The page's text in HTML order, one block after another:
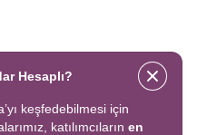
Hesaplı?
keşfedebilmesi için
katılımcıların en